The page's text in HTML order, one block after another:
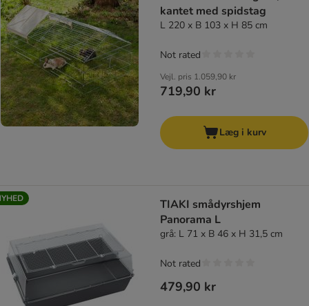
kantet med spidstag
L 220 x B 103 x H 85 cm
Vejl. pris 1.059,90 kr
719,90 kr
Not rated
Læg i kurv
TIAKI smådyrshjem
Panorama L
grå: L 71 x B 46 x H 31,5 cm
479,90 kr
Not rated